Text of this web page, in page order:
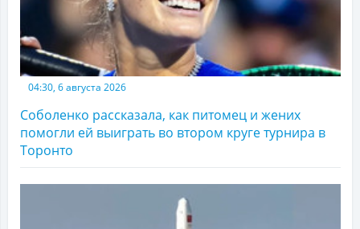
04:30, 6 августа 2026
Соболенко рассказала, как питомец и жених
помогли ей выиграть во втором круге турнира в
Торонто